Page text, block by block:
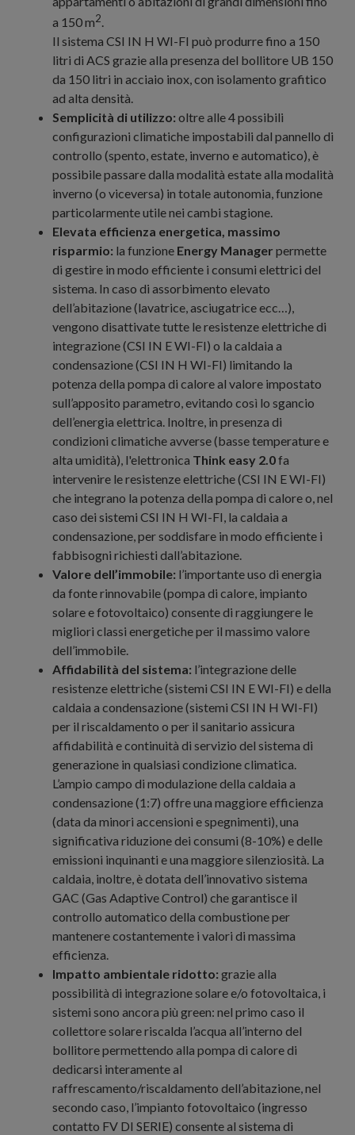
a 150 m2.
Il sistema CSI IN H WI-FI può produrre fino a 150
litri di ACS grazie alla presenza del bollitore UB 150
da 150 litri in acciaio inox, con isolamento grafitico
ad alta densità.
Semplicità di utilizzo:oltre alle 4 possibili
configurazioni climatiche impostabili dal pannello di
controllo (spento, estate, inverno e automatico), è
possibile passare dalla modalità estate alla modalità
inverno (o viceversa) in totale autonomia, funzione
particolarmente utile nei cambi stagione.
Elevata efficienza energetica, massimo
risparmio: la funzione Energy Manager permette
di gestire in modo efficiente i consumi elettrici del
sistema. In caso di assorbimento elevato
dell’abitazione (lavatrice, asciugatrice ecc…),
vengono disattivate tutte le resistenze elettriche di
integrazione (CSI IN E WI-FI) o la caldaia a
condensazione (CSI IN H WI-FI) limitando la
potenza della pompa di calore al valore impostato
sull’apposito parametro, evitando così lo sgancio
dell’energia elettrica. Inoltre, in presenza di
condizioni climatiche avverse (basse temperature e
alta umidità), l'elettronica Think easy 2.0fa
intervenire le resistenze elettriche (CSI IN E WI-FI)
che integrano la potenza della pompa di calore o, nel
caso dei sistemi CSI IN H WI-FI, la caldaia a
condensazione, per soddisfare in modo efficiente i
fabbisogni richiesti dall’abitazione.
Valore dell’immobile: l’importante uso di energia
da fonte rinnovabile (pompa di calore, impianto
solare e fotovoltaico) consente di raggiungere le
migliori classi energetiche per il massimo valore
dell’immobile.
Affidabilità del sistema: l’integrazione delle
resistenze elettriche (sistemi CSI IN E WI-FI) e della
caldaia a condensazione (sistemi CSI IN H WI-FI)
per il riscaldamento o per il sanitario assicura
affidabilità e continuità di servizio del sistema di
generazione in qualsiasi condizione climatica.
L’ampio campo di modulazione della caldaia a
condensazione (1:7) offre una maggiore efficienza
(data da minori accensioni e spegnimenti), una
significativa riduzione dei consumi (8-10%) e delle
emissioni inquinanti e una maggiore silenziosità. La
caldaia, inoltre, è dotata dell’innovativo sistema
GAC (Gas Adaptive Control) che garantisce il
controllo automatico della combustione per
mantenere costantemente i valori di massima
efficienza.
Impatto ambientale ridotto:grazie alla
possibilità di integrazione solare e/o fotovoltaica, i
sistemi sono ancora più green: nel primo caso il
collettore solareriscalda l’acqua all’interno del
bollitore permettendo alla pompa di calore di
dedicarsi interamente al
raffrescamento/riscaldamento dell’abitazione, nel
secondo caso, l’impianto fotovoltaico(ingresso
contatto FV DI SERIE) consente al sistema di